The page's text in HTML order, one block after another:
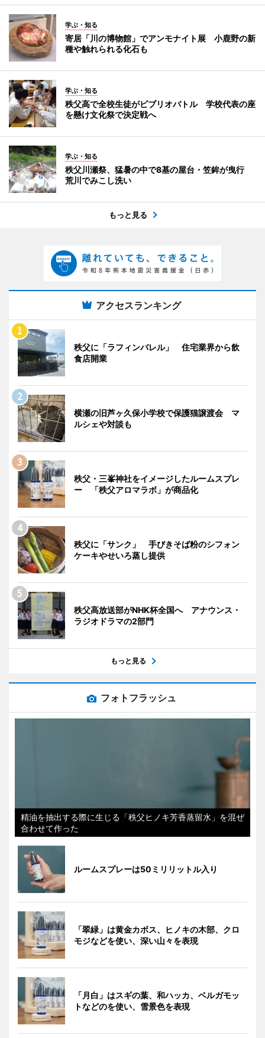
学ぶ・知る
寄居「川の博物館」でアンモナイト展 小鹿野の新
種や触れられる化石も
学ぶ・知る
秩父高で全校生徒がビブリオバトル 学校代表の座
を懸け文化祭で決定戦へ
学ぶ・知る
秩父川瀬祭、猛暑の中で8基の屋台・笠鉾が曳行
荒川でみこし洗い
もっと見る
アクセスランキング
秩父に「ラフィンバレル」 住宅業界から飲
食店開業
横瀬の旧芦ヶ久保小学校で保護猫譲渡会 マ
ルシェや対談も
秩父・三峯神社をイメージしたルームスプレ
ー 「秩父アロマラボ」が商品化
秩父に「サンク」 手びきそば粉のシフォン
ケーキやせいろ蒸し提供
秩父高放送部がNHK杯全国へ アナウンス・
ラジオドラマの2部門
もっと見る
フォトフラッシュ
精油を抽出する際に生じる「秩父ヒノキ芳香蒸留水」を混ぜ
合わせて作った
ルームスプレーは50ミリリットル入り
「翠緑」は黄金カボス、ヒノキの木部、クロ
モジなどを使い、深い山々を表現
「月白」はスギの葉、和ハッカ、ベルガモッ
トなどのを使い、雪景色を表現